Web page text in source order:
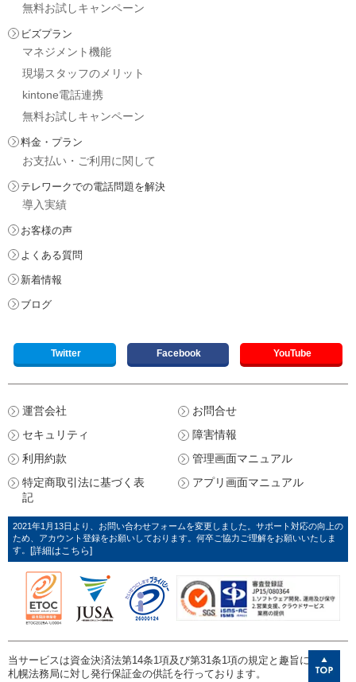
無料お試しキャンペーン
ビズプラン
マネジメント機能
現場スタッフのメリット
kintone電話連携
無料お試しキャンペーン
料金・プラン
お支払い・ご利用に関して
テレワークでの電話問題を解決
導入実績
お客様の声
よくある質問
新着情報
ブログ
Twitter Facebook YouTube
運営会社
セキュリティ
利用約款
特定商取引法に基づく表
記
お問合せ
障害情報
管理画面マニュアル
アプリ画面マニュアル
2021年1月13日より、お問い合わせフォームを変更しました。サポート対応の向上の
ため、アカウント登録をお願いしております。何卒ご協力ご理解をお願いいたしま
す。
[詳細はこちら]
当サービスは資金決済法第14条1項及び第31条1項の規定と趣旨に則り、
札幌法務局に対し発行保証金の供託を行っております。